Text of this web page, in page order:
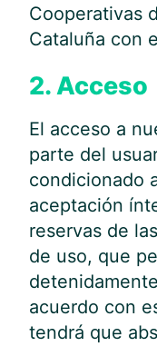
Cooperativas
Cataluña con
2. Acceso
El acceso a
parte del
condicionado
aceptación
reservas de
de uso, que
acuerdo con
tendrá que